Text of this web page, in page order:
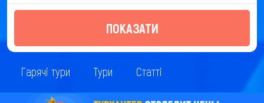
ПОКАЗАТИ
Гарячі тури Тури Статті